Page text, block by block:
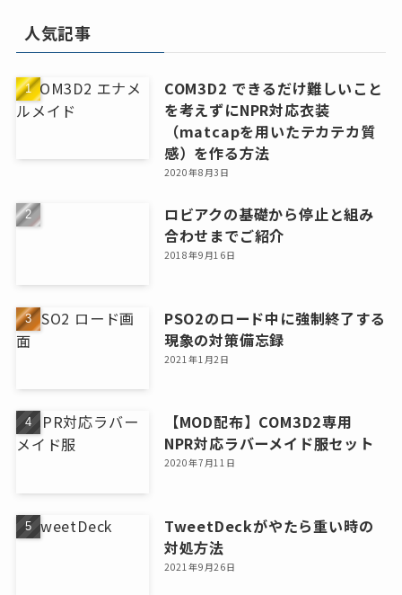
人気記事
COM3D2 できるだけ難しいこと
を考えずにNPR対応衣装
（matcapを用いたテカテカ質
感）を作る方法
2020年8月3日
ロビアクの基礎から停止と組み
合わせまでご紹介
2018年9月16日
PSO2のロード中に強制終了する
現象の対策備忘録
2021年1月2日
【MOD配布】COM3D2専用
NPR対応ラバーメイド服セット
2020年7月11日
TweetDeckがやたら重い時の
対処方法
2021年9月26日